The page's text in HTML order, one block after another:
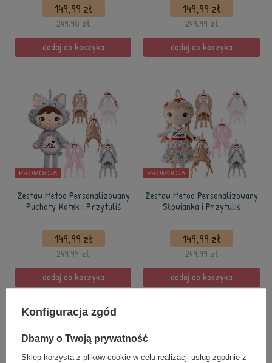
149,99 zł
249,90 zł
dodaj do koszyka
149,99 zł
249,99 zł
dodaj do koszyka
PROMOCJA
Zestaw Metoo Personalizowany
Puchaty Kotek i Przytuliś
149,99 zł
249,99 zł
dodaj do koszyka
PROMOCJA
Zestaw Metoo Personalizowany
Słowianka i Przytuliś
149,99 zł
249,99 zł
dodaj do koszyka
Konfiguracja zgód
Dbamy o Twoją prywatność
Sklep korzysta z plików cookie w celu realizacji usług zgodnie z